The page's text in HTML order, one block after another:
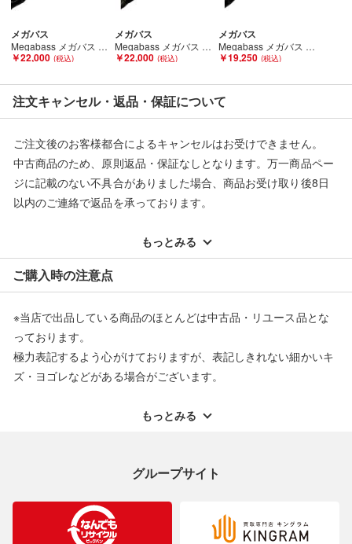
メガバス
Megabass メガバス デストロイヤー エヴォルジオン F4-610XDti Bランク
￥22,000
メガバス
Megabass メガバス デストロイヤー オロチ F4-69DG Bランク
￥22,000
メガバス
Megabass メガバス デストロイヤー オロチ F5-65DG Aランク
￥19,250
注文キャンセル・返品・保証について
ご注文後のお客様都合によるキャンセルはお受けできません。
中古商品のため、原則返品・保証なしとなります。万一商品ペー
ジに記載のない不具合がありました場合、商品お受け取り後8日
以内のご連絡で返品を承っております。
配送料ともに当社負担で対応いたします。
※オンラインストアで購入頂いた商品は、店頭での返品はお受け
できません。また、商品の修理及び交換に関しては承ることがで
返品・交換について
もっとみる
ご購入時の注意点
※当店で出品している商品のほとんどは中古品・リユース品とな
っております。
極力表記するよう心がけておりますが、表記しきれない細かいキ
ズ・ヨゴレなどがある場合がございます。
ご理解くださいますようお願い申し上げます。
合がございますのでご了承ください。
※表記したカラー名は、当社が判断した名称を掲載しています。
もっとみる
グループサイト